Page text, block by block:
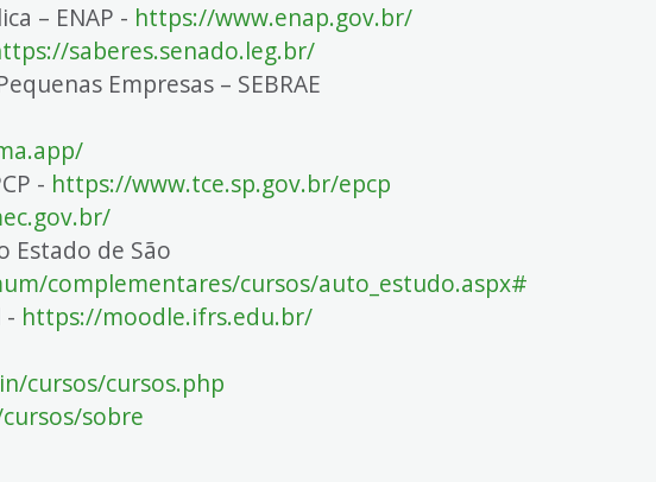
– ENAP - https://www.enap.gov.br/
saberes.senado.leg.br/
Empresas – SEBRAE
- https://www.tce.sp.gov.br/epcp
Estado de São
complementares/cursos/auto_estudo.aspx#
- https://moodle.ifrs.edu.br/
cursos/cursos.php
sobre